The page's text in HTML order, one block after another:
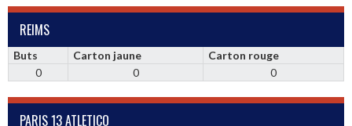
REIMS
Buts Carton jaune
Carton rouge
0
0 0
PARIS 13 ATLETICO